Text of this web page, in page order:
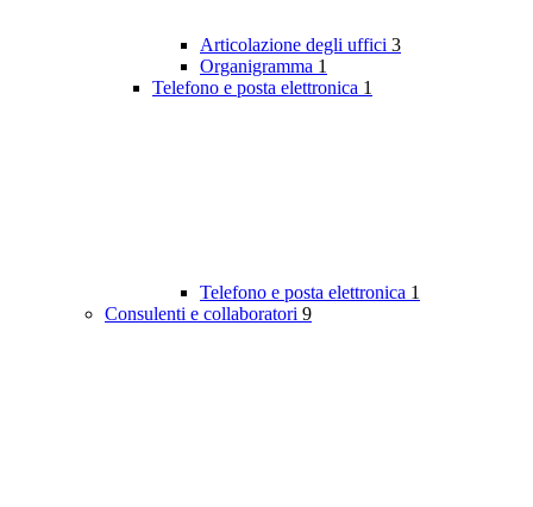
Articolazione degli uffici 3
Organigramma 1
Telefono e posta elettronica 1
Telefono e posta elettronica 1
Consulenti e collaboratori 9